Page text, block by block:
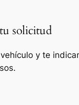
solicitud
y te